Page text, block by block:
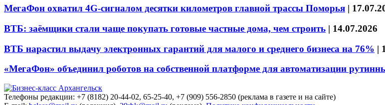
МегаФон охватил 4G-сигналом десятки километров главной трассы Поморья |
ВТБ: заёмщики стали чаще покупать готовые частные дома, чем строить | 14.07.2026
ВТБ нарастил выдачу электронных гарантий для малого и среднего бизнеса на 76% |
«МегаФон» объединил роботов на собственной платформе для автоматизации
Телефоны редакции: +7 (8182) 20-44-02, 65-25-40, +7 (909) 556-2850 (реклама в газете и на сайте)